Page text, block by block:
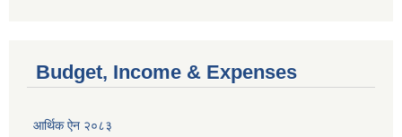
Budget, Income & Expenses
आर्थिक ऐन २०८३